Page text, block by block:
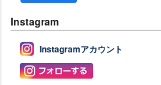
Instagram
Instagramアカウント